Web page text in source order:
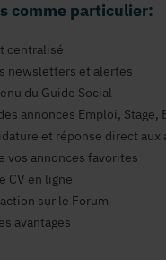
comme particulier:
centralisé
newsletters et alertes
du Guide Social
annonces Emploi, Stage,
et réponse direct aux
vos annonces favorites
CV en ligne
sur le Forum
avantages